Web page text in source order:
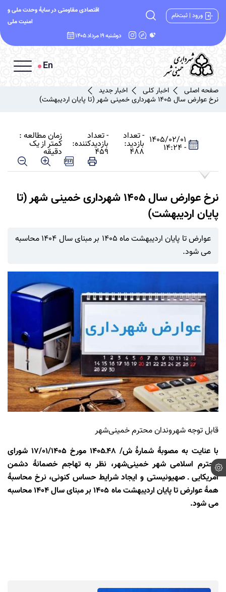
ورود | ثبت‌نام
اقتصادی مقاومتی در سایۀ وحدت ملی و
امنیت ملی
دوشنبه 19 مرداد 1405
En
صفحه اصلی اخبار جدید
اخبار کلی
نرخ عوارض سال 1405 شهرداری خمینی شهر (تا پایان اردیبهشت)
1405/02/01
- 14:24
- تعداد
بازدید:
488
- تعداد
بازدیدکننده:
459
زمان مطالعه :
کمتر از یک
دقیقه
نرخ عوارض سال 1405 شهرداری خمینی شهر (تا
پایان اردیبهشت)
عوارض تا پایان اردیبهشت ماه 1405 بر مبنای سال 1404 محاسبه
می شود.
قابل توجه شهروندان محترم خمینی‌شهر
با عنایت به مصوبۀ شمارۀ ش/ 48ـ1405 مورخ 17/01/1405 شورای
محترم اسلامی شهر خمینی‌شهر، نظر به تهاجم خصمانۀ دشمن
آمریکایی ـ صهیونیستی و ایجاد شرایط حساس کنونی، نرخ محاسبۀ
همۀ عوارض تا پایان اردیبهشت ماه 1405 بر مبنای سال 1404 محاسبه
می شود.